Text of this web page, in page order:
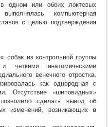
одном или обоих локтевых
компьютерная
с целью подтверждения
собак из контрольной группы
четкими анатомическими
венечного отростка.
как однородная с
Отсутствие «шиповидных»
сделать вывод об
изменений, возникающих в